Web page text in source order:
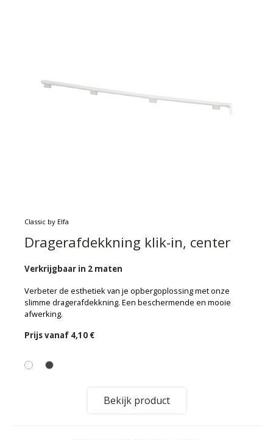
Classic by Elfa
Dragerafdekkning klik-in, center
Verkrijgbaar in 2 maten
Verbeter de esthetiek van je opbergoplossing met onze
slimme dragerafdekkning. Een beschermende en mooie
afwerking.
Prijs vanaf 4,10 €
Bekijk product